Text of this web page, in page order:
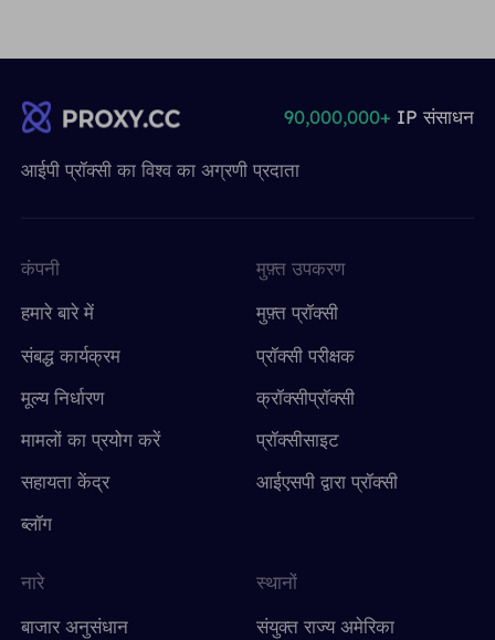
आईपी ​​प्रॉक्सी का विश्व का अग्रणी प्रदाता
90,000,000+ IP संसाधन
कंपनी
हमारे बारे में
संबद्ध कार्यक्रम
मूल्य निर्धारण
मामलों का प्रयोग करें
सहायता केंद्र
ब्लॉग
मुफ़्त उपकरण
मुफ़्त प्रॉक्सी
प्रॉक्सी परीक्षक
क्रॉक्सीप्रॉक्सी
प्रॉक्सीसाइट
आईएसपी द्वारा प्रॉक्सी
नारे
बाजार अनुसंधान
स्थानों
संयुक्त राज्य अमेरिका